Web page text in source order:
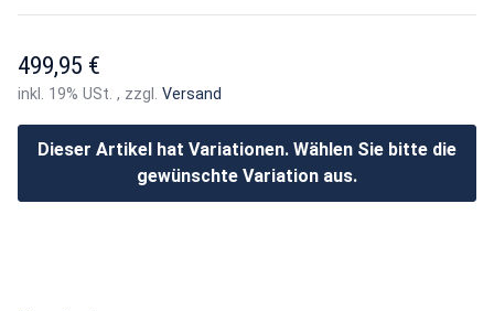
499,95 €
inkl. 19% USt. , zzgl. Versand
Dieser Artikel hat Variationen. Wählen Sie bitte die
gewünschte Variation aus.